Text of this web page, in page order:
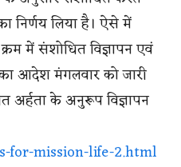
निर्णय लिया है। ऐसे में
में संशोधित विज्ञापन एवं
आदेश मंगलवार को जारी
अर्हता के अनुरूप विज्ञापन
for-mission-life-2.html